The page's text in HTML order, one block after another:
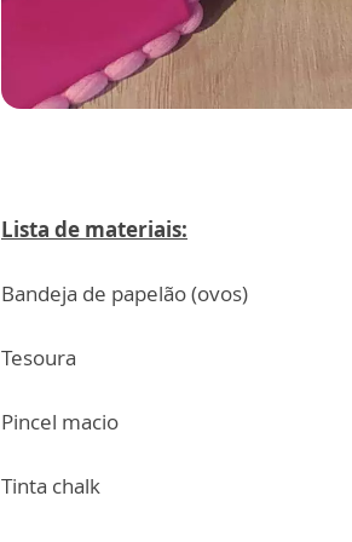
Lista de materiais:
Bandeja de papelão (ovos)
Tesoura
Pincel macio
Tinta chalk